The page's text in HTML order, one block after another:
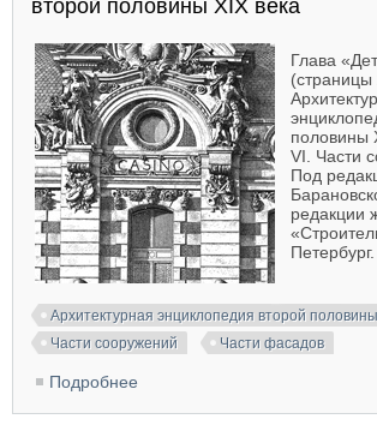
второй половины XIX века
Глава
(страницы
половины
VI. Части
Под
редакции
Архитектурная энциклопедия второй
Части сооружений
Части фасадов
Подробнее